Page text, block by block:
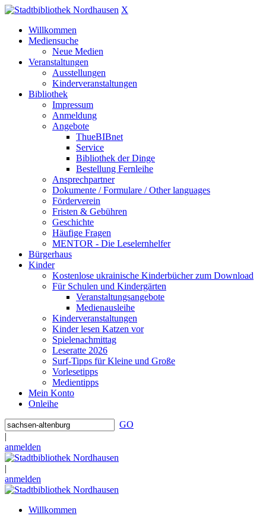
X
Willkommen
Mediensuche
Neue Medien
Veranstaltungen
Ausstellungen
Kinderveranstaltungen
Bibliothek
Impressum
Anmeldung
Angebote
ThueBIBnet
Service
Bibliothek der Dinge
Bestellung Fernleihe
Ansprechpartner
Dokumente / Formulare / Other languages
Förderverein
Fristen & Gebühren
Geschichte
Häufige Fragen
MENTOR - Die Leselernhelfer
Bürgerhaus
Kinder
Kostenlose ukrainische Kinderbücher zum Download
Für Schulen und Kindergärten
Veranstaltungsangebote
Medienausleihe
Kinderveranstaltungen
Kinder lesen Katzen vor
Spielenachmittag
Leseratte 2026
Surf-Tipps für Kleine und Große
Vorlesetipps
Medientipps
Mein Konto
Onleihe
GO
|
anmelden
|
anmelden
Willkommen